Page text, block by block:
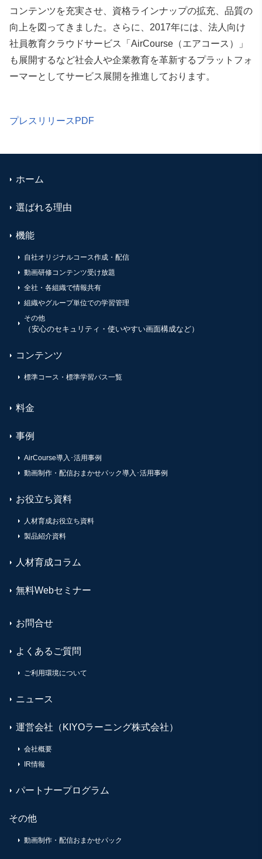
コンテンツを充実させ、資格ラインナップの拡充、品質の
向上を図ってきました。さらに、2017年には、法人向け
社員教育クラウドサービス「AirCourse（エアコース）」
も展開するなど社会人や企業教育を革新するプラットフォ
ーマーとしてサービス展開を推進しております。
プレスリリースPDF
ホーム
選ばれる理由
機能
自社オリジナルコース作成・配信
動画研修コンテンツ受け放題
全社・各組織で情報共有
組織やグループ単位での学習管理
その他
（安心のセキュリティ・使いやすい画面構成など）
コンテンツ
標準コース・標準学習パス一覧
料金
事例
AirCourse導入･活用事例
動画制作・配信おまかせパック導入･活用事例
お役立ち資料
人材育成お役立ち資料
製品紹介資料
人材育成コラム
無料Webセミナー
お問合せ
よくあるご質問
ご利用環境について
ニュース
運営会社（KIYOラーニング株式会社）
会社概要
IR情報
パートナープログラム
その他
動画制作・配信おまかせパック